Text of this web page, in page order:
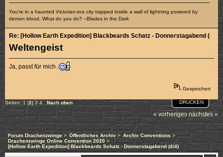
You’re in a haunted Victorian-era city trapped inside a wall of lightning powered by
demon blood. What do you do? --Blades in the Dark
Weltengeist
Re: [Hollow Earth Expedition] Blackbeards Schatz - Donnerstagabend (4/4)
Ja, passt für mich.
Gespeichert
DRUCKEN
Seiten: 1 [2] 3 4 Nach oben
« vorheriges nächstes »
Forum Drachenzwinge > Öffentliches Archiv> Archiv Conventions>
Drachenzwinge Online Convention 2020 >
[Hollow Earth Expedition] Blackbeards Schatz - Donnerstagabend (4/4)